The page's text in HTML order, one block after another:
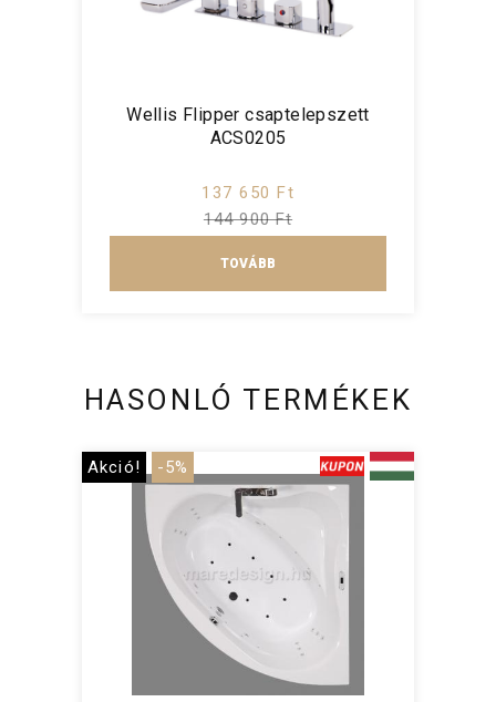
Wellis Flipper csaptelepszett
ACS0205
137 650 Ft
144 900 Ft
TOVÁBB
HASONLÓ TERMÉKEK
Akció! -5%